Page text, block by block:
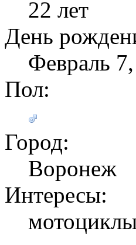
22 лет
День
Февраль
Пол:
Город:
Воронеж
Интересы: